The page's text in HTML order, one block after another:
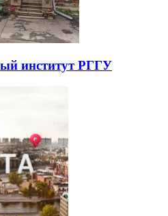
институт РГГУ